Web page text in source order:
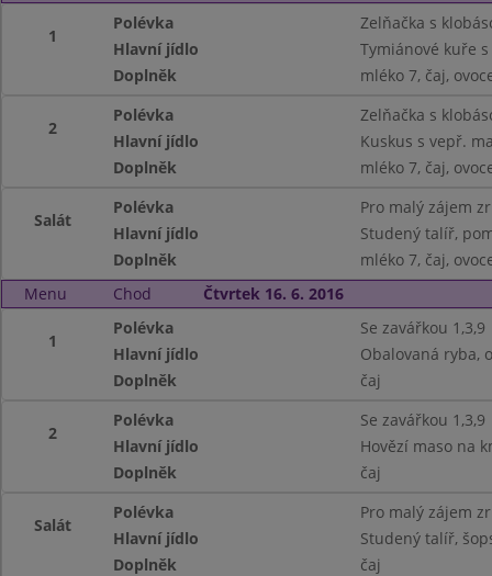
1
Polévka
Zelňačka s
Hlavní jídlo
Tymiánové kuře
Doplněk
mléko 7, čaj,
2
Polévka
Zelňačka s
Hlavní jídlo
Kuskus s vepř.
Doplněk
mléko 7, čaj,
Salát
Polévka
Pro malý zájem
Hlavní jídlo
Studený talíř,
Doplněk
mléko 7, čaj,
Menu
Chod Čtvrtek 16. 6. 2016
1
Polévka
Se zavářkou 1,3,9
Hlavní jídlo
Obalovaná ryba,
Doplněk
čaj
2
Polévka
Se zavářkou 1,3,9
Hlavní jídlo
Hovězí maso na
Doplněk
čaj
Salát
Polévka
Pro malý zájem
Hlavní jídlo
Studený talíř,
Doplněk
čaj